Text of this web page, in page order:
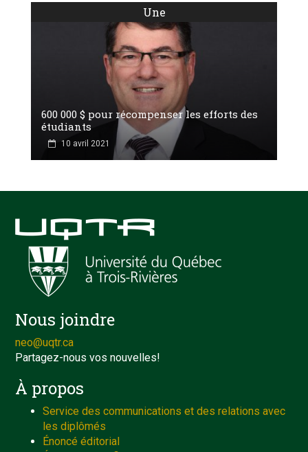
Une
600 000 $ pour récompenser les efforts des
étudiants
10 avril 2021
Nous joindre
neo@uqtr.ca
Partagez-nous vos nouvelles!
À propos
Service des communications et des relations avec
les diplômés
Énoncé éditorial